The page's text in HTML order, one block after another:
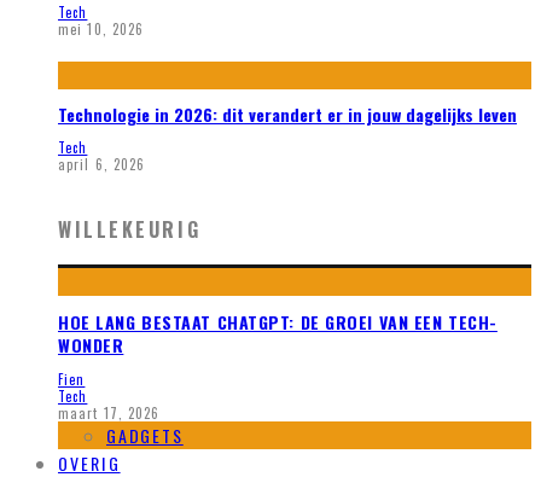
Tech
mei 10, 2026
Technologie in 2026: dit verandert er in jouw dagelijks leven
Tech
april 6, 2026
WILLEKEURIG
HOE LANG BESTAAT CHATGPT: DE GROEI VAN EEN TECH-
WONDER
Fien
Tech
maart 17, 2026
GADGETS
OVERIG